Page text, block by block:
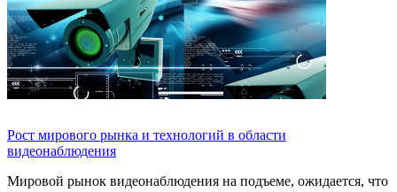
Рост мирового рынка и технологий в области
видеонаблюдения
Мировой рынок видеонаблюдения на подъеме, ожидается, что